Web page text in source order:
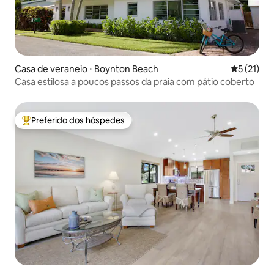
Casa de veraneio ⋅ Boynton Beach 5 de uma
5 (21)
Casa estilosa a poucos passos da praia com pátio coberto
Entre os melhores preferidos dos hóspedes
Preferido dos hóspedes